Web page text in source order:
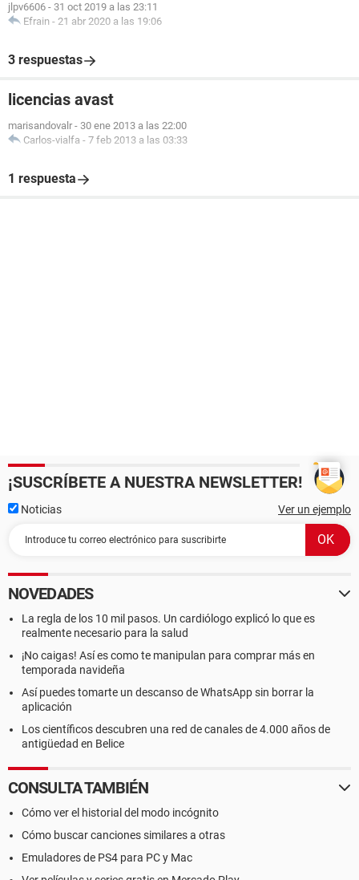
jlpv6606 - 31 oct 2019 a las 23:11
Efrain - 21 abr 2020 a las 19:06
3 respuestas
licencias avast
marisandovalr - 30 ene 2013 a las 22:00
Carlos-vialfa - 7 feb 2013 a las 03:33
1 respuesta
¡SUSCRÍBETE A NUESTRA NEWSLETTER!
Noticias Ver un ejemplo
NOVEDADES
La regla de los 10 mil pasos. Un cardiólogo explicó lo que es
realmente necesario para la salud
¡No caigas! Así es como te manipulan para comprar más en
temporada navideña
Así puedes tomarte un descanso de WhatsApp sin borrar la
aplicación
Los científicos descubren una red de canales de 4.000 años de
antigüedad en Belice
CONSULTA TAMBIÉN
Cómo ver el historial del modo incógnito
Cómo buscar canciones similares a otras
Emuladores de PS4 para PC y Mac